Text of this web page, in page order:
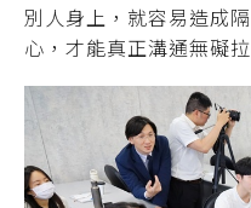
別人身上，就容易造成
心，才能真正溝通無礙